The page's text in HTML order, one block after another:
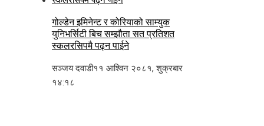
गोल्डेन इमिनेन्ट र कोरियाको साम्युक
युनिभर्सिटी बिच सम्झौता सत प्रतिशत
स्कलरसिपमै पढ्न पाईने
सञ्जय दवाडी११ आश्विन २०८१, शुक्रबार
१४:१८